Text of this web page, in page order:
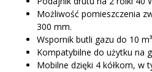
Możliwość pomieszczenia
300 mm.
Wspornik butli gazu do 10
Kompatybilne do użytku na
Mobilne dzięki 4 kółkom, w